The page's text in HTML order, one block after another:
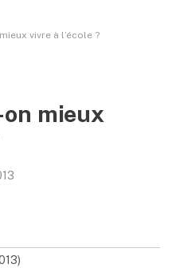
vivre à l’école ?
mieux